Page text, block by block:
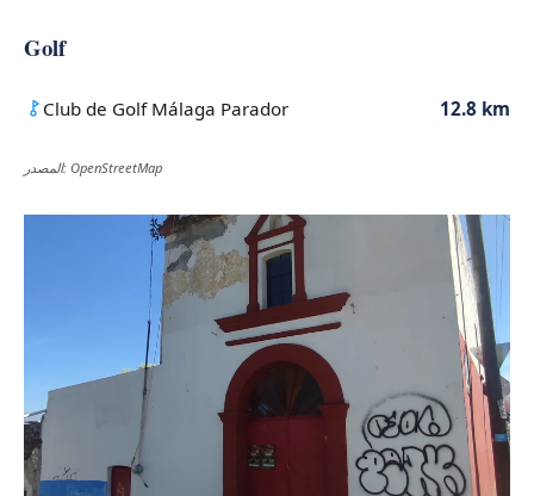
Golf
Club de Golf Málaga Parador 12.8 km
المصدر: OpenStreetMap